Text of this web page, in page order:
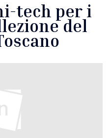
tech per i
del